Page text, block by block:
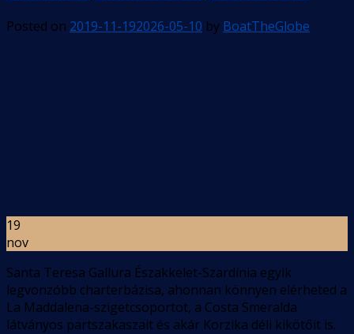
Posted on 2019-11-192026-05-10 by BoatTheGlobe
19
nov
Santa Teresa Gallura Északkelet-Szardínia egyik
legvonzóbb charterbázisa, ahonnan könnyen elérheted a
La Maddalena-szigetcsoportot, a Costa Smeralda
látványos partszakaszait és akár Korzika déli kikötőit is.